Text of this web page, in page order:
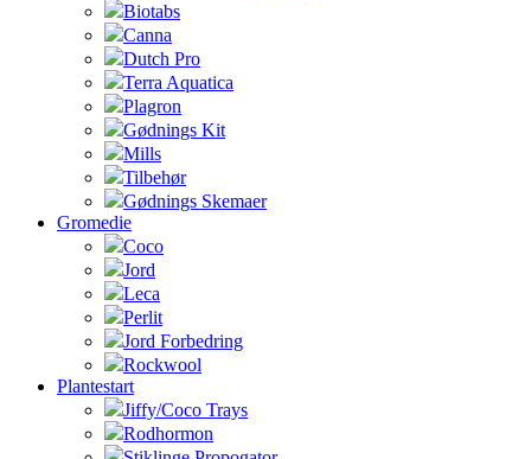
Biotabs
Canna
Dutch Pro
Terra Aquatica
Plagron
Gødnings Kit
Mills
Tilbehør
Gødnings Skemaer
Gromedie
Coco
Jord
Leca
Perlit
Jord Forbedring
Rockwool
Plantestart
Jiffy/Coco Trays
Rodhormon